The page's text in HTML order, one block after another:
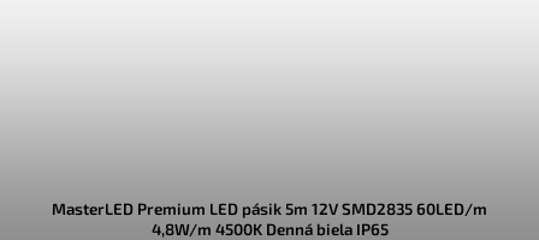
MasterLED Premium LED pásik 5m 12V SMD2835 60LED/m
4,8W/m 4500K Denná biela IP65